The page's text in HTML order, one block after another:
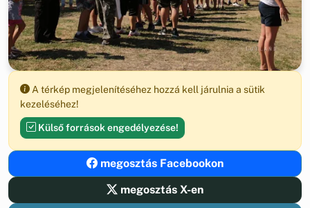
A térkép megjelenítéséhez hozzá kell járulnia a sütik
kezeléséhez!
Külső források engedélyezése!
megosztás Facebookon
megosztás X-en